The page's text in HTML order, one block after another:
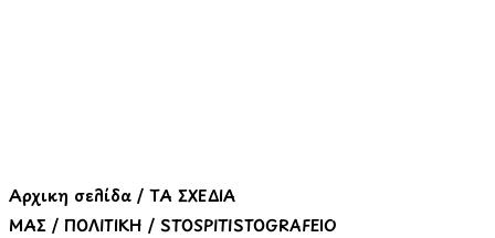
Αρχική σελίδα /ΤΑ ΣΧΕΔΙΑ
ΜΑΣ / ΠΟΛΙΤΙΚΗ / STOSPITISTOGRAFEIO